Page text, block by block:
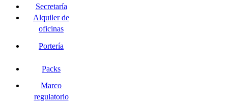
Secretaría
Alquiler de
oficinas
Portería
Packs
Marco
regulatorio